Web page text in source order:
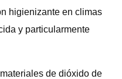
higienizante en climas
y particularmente
de dióxido de